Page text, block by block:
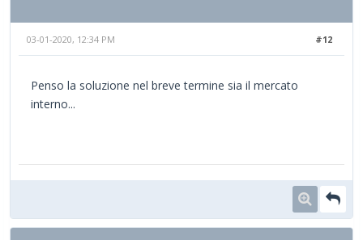
#12
03-01-2020, 12:34 PM
Penso la soluzione nel breve termine sia il mercato
interno...